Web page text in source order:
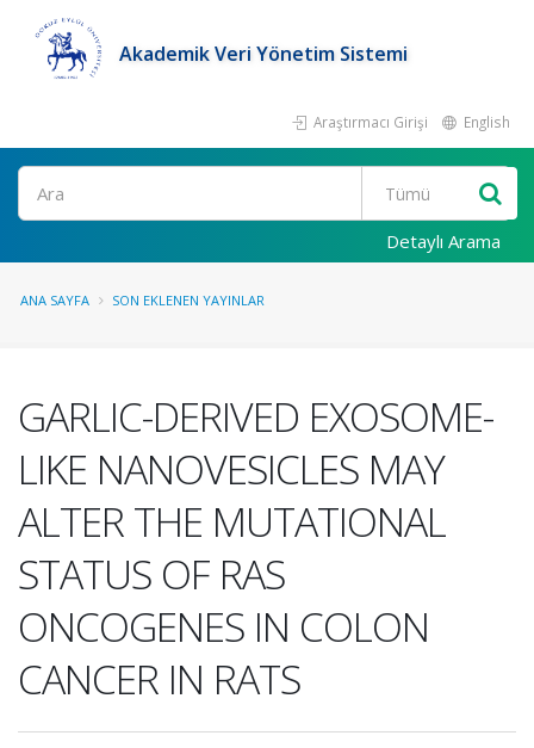
Akademik Veri Yönetim Sistemi
Araştırmacı Girişi English
Ara
Detaylı Arama
ANA SAYFA SON EKLENEN YAYINLAR
GARLIC-DERIVED EXOSOME-
LIKE NANOVESICLES MAY
ALTER THE MUTATIONAL
STATUS OF RAS
ONCOGENES IN COLON
CANCER IN RATS